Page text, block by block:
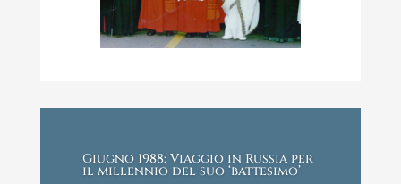
Sogno un’Europa dello
Consiglio delle Conferenze episcopali europee (1987-
1993).
Giugno 1988: Viaggio in Russia per
il millennio del suo ‘battesimo’